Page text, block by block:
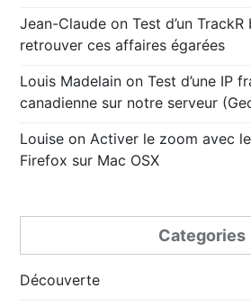
Jean-Claude onTest d’un
retrouver ces affaires égarées
Louis Madelain onTest d’une IP
canadienne sur notre serveur
Louise onActiver le zoom avec
Firefox sur Mac OSX
Categories
Découverte